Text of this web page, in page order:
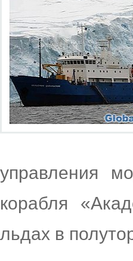
управления
корабля
льдах в